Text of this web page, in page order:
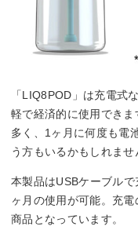
「LIQ8POD」は充電式
軽で経済的に使用でき
多く、1ヶ月に何度も電
う方もいるかもしれませ
本製品はUSBケーブル
ヶ月の使用が可能。充
商品となっています。